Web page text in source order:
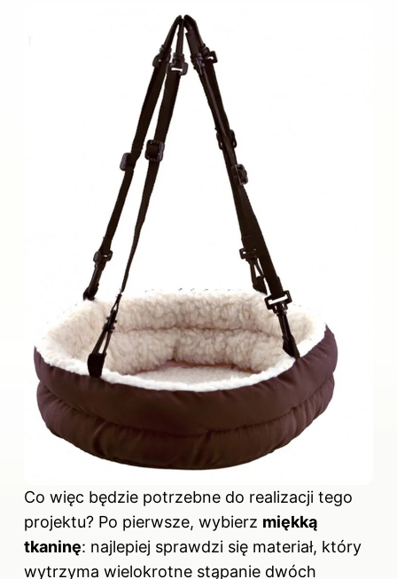
Co więc będzie potrzebne do realizacji tego
projektu? Po pierwsze, wybierz miękką
tkaninę: najlepiej sprawdzi się materiał, który
wytrzyma wielokrotne stąpanie dwóch